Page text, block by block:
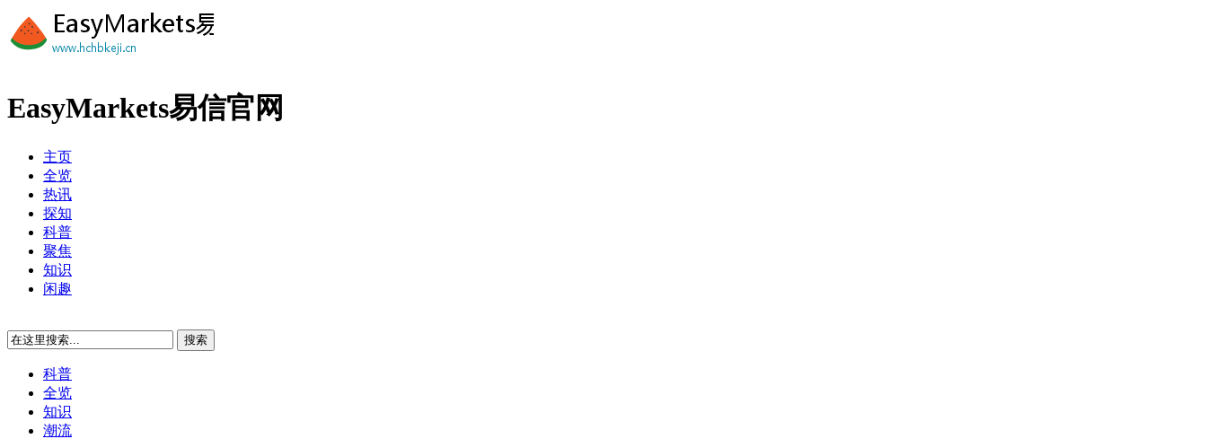
EasyMarkets易信官网
主页
全览
热讯
探知
科普
聚焦
知识
闲趣
科普
全览
知识
潮流